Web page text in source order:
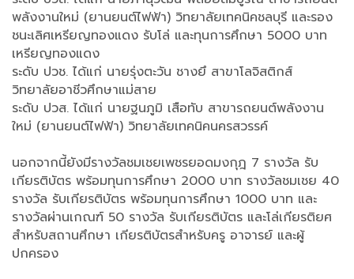
พลังงานใหม่ (ยานยนต์ไฟฟ้า) วิทยาลัยเทคนิคชลบุรี และรอง
ชนะเลิศเหรียญทองแดง รับโล่ และทุนการศึกษา 5000 บาท
เหรียญทองแดง
ระดับ ปวช. ได้แก่ นายรุ่งตะวัน ชางยึ สาขาโลจิสติกส์
วิทยาลัยอาชีวศึกษาแม่สาย
ระดับ ปวส. ได้แก่ นายฐนภูมิ เสือทับ สาขารถยนต์พลังงาน
ใหม่ (ยานยนต์ไฟฟ้า) วิทยาลัยเทคนิคนครสวรรค์
นอกจากนี้ยังมีรางวัลชมเชยเพชรยอดมงกุฎ 7 รางวัล รับ
เกียรติบัตร พร้อมทุนการศึกษา 2000 บาท รางวัลชมเชย 40
รางวัล รับเกียรติบัตร พร้อมทุนการศึกษา 1000 บาท และ
รางวัลผ่านเกณฑ์ 50 รางวัล รับเกียรติบัตร และโล่เกียรติยศ
สำหรับสถานศึกษา เกียรติบัตรสำหรับครู อาจารย์ และผู้
ปกครอง